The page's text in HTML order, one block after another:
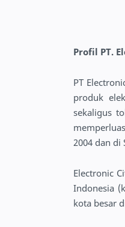
Profil PT.
PT
produk
sekaligus
2004 dan di
Electronic
Indonesia
kota besar